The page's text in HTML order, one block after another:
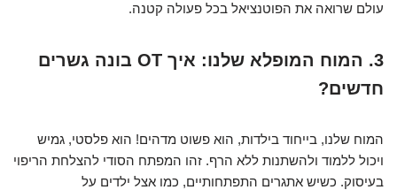
עולם שרואה את הפוטנציאל בכל פעולה קטנה.
3. המוח המופלא שלנו: איך OT בונה גשרים
חדשים?
המוח שלנו, בייחוד בילדות, הוא פשוט מדהים! הוא פלסטי, גמיש
ויכול ללמוד ולהשתנות ללא הרף. זהו המפתח הסודי להצלחת הריפוי
בעיסוק. כשיש אתגרים התפתחותיים, כמו אצל ילדים על